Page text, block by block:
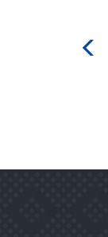
культуры
Российской